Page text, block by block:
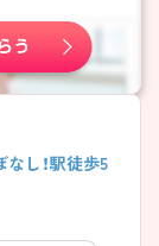
なし！駅徒歩5